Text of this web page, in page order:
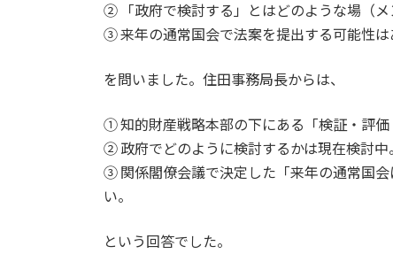
② 「政府で検討する」とはどのような場（メ
③ 来年の通常国会で法案を提出する可能性は
を問いました。住田事務局長からは、
① 知的財産戦略本部の下にある「検証・評価
② 政府でどのように検討するかは現在検討中
③ 関係閣僚会議で決定した「来年の通常国
い。
という回答でした。